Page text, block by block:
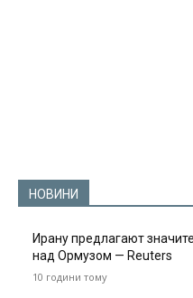
НОВИНИ
Ирану предлагают
над Ормузом — Reuters
10 години тому